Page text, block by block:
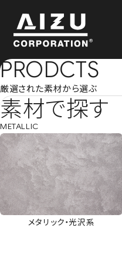
PRODCTS
厳選された素材から選ぶ
素材で探す
METALLIC
メタリック・光沢系